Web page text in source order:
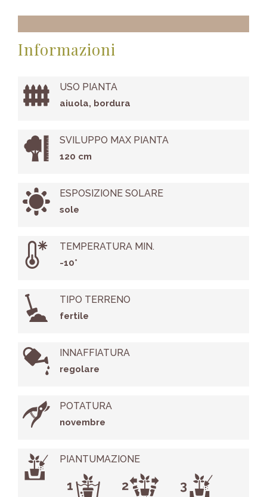
Informazioni
USO PIANTA
aiuola, bordura
SVILUPPO MAX PIANTA
120 cm
ESPOSIZIONE SOLARE
sole
TEMPERATURA MIN.
-10°
TIPO TERRENO
fertile
INNAFFIATURA
regolare
POTATURA
novembre
PIANTUMAZIONE